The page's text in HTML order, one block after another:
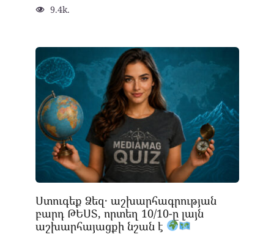
9.4k.
Ստուգեք Ձեզ․ աշխարհագրության
բարդ ԹԵՍՏ, որտեղ 10/10-ը լայն
աշխարհայացքի նշան է